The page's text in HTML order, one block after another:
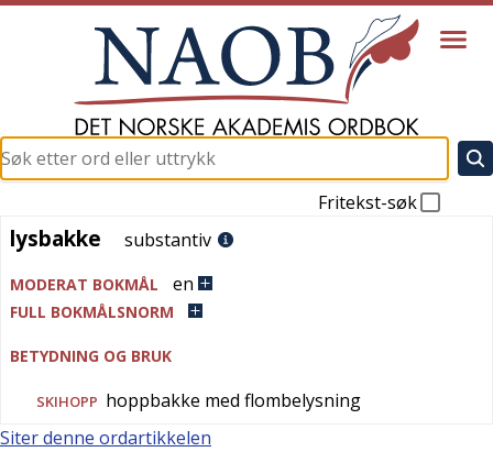
Fritekst-søk
lysbakke
lysbakke substantiv
MODERAT BOKMÅL en
FULL BOKMÅLSNORM
BETYDNING OG BRUK
SKIHOPP hoppbakke med flombelysning
Siter denne ordartikkelen